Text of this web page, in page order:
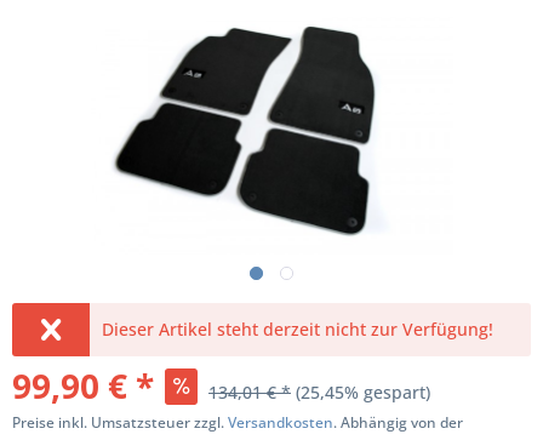
Dieser Artikel steht derzeit nicht zur Verfügung!
99,90 € * 134,01 € * (25,45% gespart)
Preise inkl. Umsatzsteuer zzgl.Versandkosten. Abhängig von der